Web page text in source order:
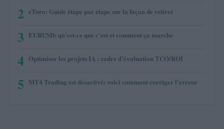
2 eToro: Guide étape par étape sur la façon de retirer
3 EURUSD: qu’est-ce que c’est et comment ça marche
4 Optimiser les projets IA : cadre d’évaluation TCO/ROI
5 MT4 Trading est désactivé: voici comment corriger l’erreur